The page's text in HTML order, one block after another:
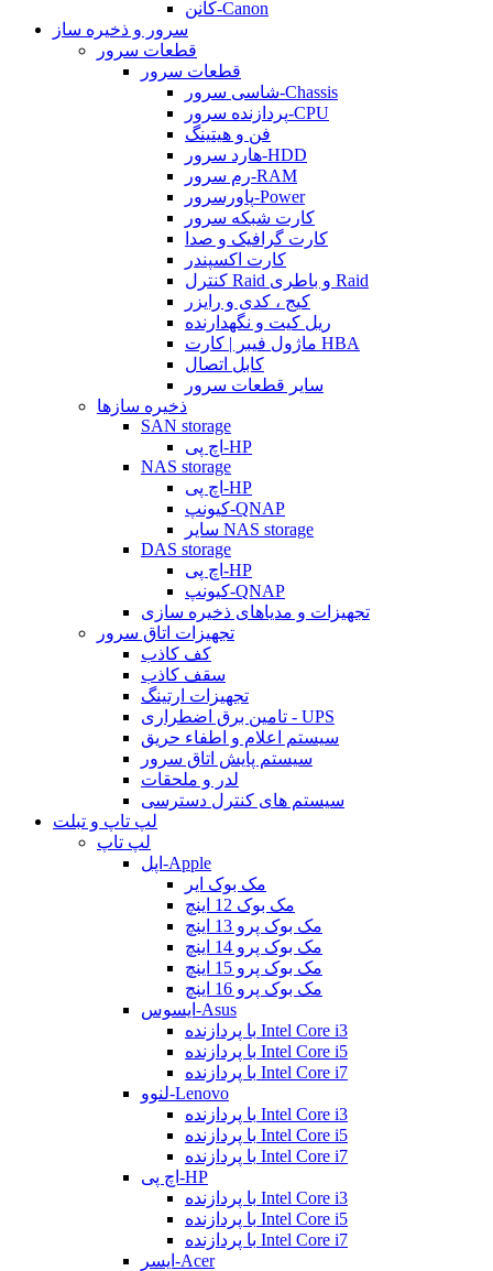
کانن-Canon
سرور و ذخیره ساز
قطعات سرور
قطعات سرور
شاسی سرور-Chassis
پردازنده سرور-CPU
فن و هیتینگ
هارد سرور-HDD
رم سرور-RAM
پاورسرور-Power
کارت شبکه سرور
کارت گرافیک و صدا
کارت اکسپندر
کنترل Raid و باطری Raid
کیج ، کدی و رایزر
ریل کیت و نگهدارنده
ماژول فیبر | کارت HBA
کابل اتصال
سایر قطعات سرور
ذخیره سازها
SAN storage
اچ پی-HP
NAS storage
اچ پی-HP
کیونپ-QNAP
سایر NAS storage
DAS storage
اچ پی-HP
کیونپ-QNAP
تجهیزات و مدیاهای ذخیره سازی
تجهیزات اتاق سرور
کف کاذب
سقف کاذب
تجهیزات ارتینگ
تامین برق اضطراری - UPS
سیستم اعلام و اطفاء حریق
سیستم پایش اتاق سرور
لدر و ملحقات
سیستم های کنترل دسترسی
لپ تاپ و تبلت
لپ تاپ
اپل-Apple
مک بوک ایر
مک بوک 12 اینچ
مک بوک پرو 13 اینچ
مک بوک پرو 14 اینچ
مک بوک پرو 15 اینچ
مک بوک پرو 16 اینچ
ایسوس-Asus
با پردازنده Intel Core i3
با پردازنده Intel Core i5
با پردازنده Intel Core i7
لنوو-Lenovo
با پردازنده Intel Core i3
با پردازنده Intel Core i5
با پردازنده Intel Core i7
اچ پی-HP
با پردازنده Intel Core i3
با پردازنده Intel Core i5
با پردازنده Intel Core i7
ایسر-Acer